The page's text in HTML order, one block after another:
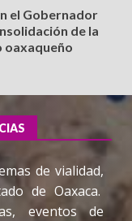
el Gobernador
de la
de vialidad,
de Oaxaca.
eventos de